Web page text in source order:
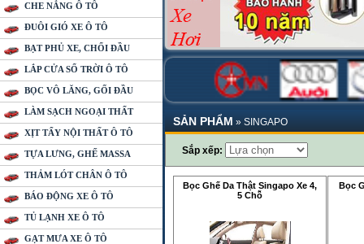
CHE NẮNG Ô TÔ
ĐUÔI GIÓ XE Ô TÔ
BẠT PHỦ XE, CHỔI ĐẦU
LẮP CỬA SỔ TRỜI Ô TÔ
BỌC VÔ LĂNG, GỐI ĐẦU
LÀM SẠCH NGOẠI THẤT
XỊT TẨY NỘI THẤT Ô TÔ
TỰA LƯNG, GHẾ MASSA
THẢM LÓT CHÂN Ô TÔ
BÁO ĐỘNG XE Ô TÔ
TỦ LẠNH XE Ô TÔ
GẠT MƯA XE Ô TÔ
SẢN PHẨM » SINGAPO
Sắp xếp:
Bọc Ghế Da Thật Singapo Xe 4,
5 Chỗ
Bọc